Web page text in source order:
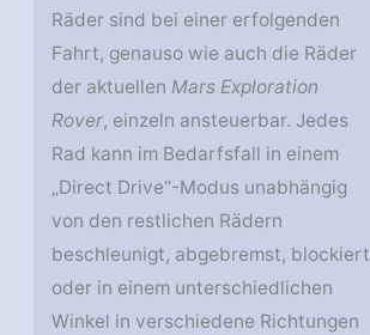
Räder sind bei einer erfolgenden
Fahrt, genauso wie auch die Räder
der aktuellenMars Exploration
Rover, einzeln ansteuerbar. Jedes
Rad kann im Bedarfsfall in einem
„Direct Drive“-Modus unabhängig
von den restlichen Rädern
beschleunigt, abgebremst, blockiert
oder in einem unterschiedlichen
Winkel in verschiedene Richtungen